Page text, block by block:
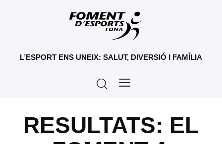
L’ESPORT ENS UNEIX: SALUT, DIVERSIÓ I FAMÍLIA
RESULTATS: EL